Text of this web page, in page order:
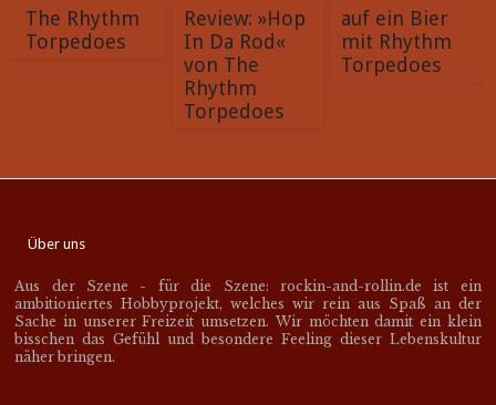
The Rhythm
Torpedoes
Review: »Hop
In Da Rod«
von The
Rhythm
Torpedoes
auf ein Bier
mit Rhythm
Torpedoes
Über uns
Aus der Szene - für die Szene: rockin-and-rollin.de ist ein
ambitioniertes Hobbyprojekt, welches wir rein aus Spaß an der
Sache in unserer Freizeit umsetzen. Wir möchten damit ein klein
bisschen das Gefühl und besondere Feeling dieser Lebenskultur
näher bringen.